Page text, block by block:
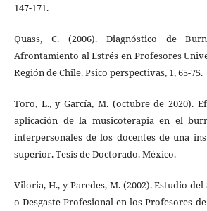
147-171.
Quass, C. (2006). Diagnóstico de
Afrontamiento al Estrés en Profesores
Región de Chile. Psico perspectivas, 1, 65-75.
Toro, L., y García, M. (octubre de 2020).
aplicación de la musicoterapia en el
interpersonales de los docentes de una
superior. Tesis de Doctorado. México.
Viloria, H., y Paredes, M. (2002). Estudio
o Desgaste Profesional en los Profesores